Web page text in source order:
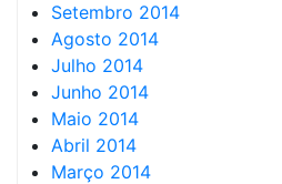
Setembro 2014
Agosto 2014
Julho 2014
Junho 2014
Maio 2014
Abril 2014
Março 2014